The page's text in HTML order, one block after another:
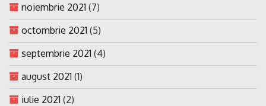
noiembrie 2021 (7)
octombrie 2021 (5)
septembrie 2021 (4)
august 2021 (1)
iulie 2021 (2)